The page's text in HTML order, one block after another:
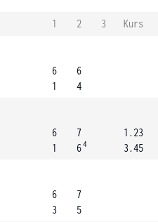
1 2 3
Kurs
6
1
6
4
6
1
7
64
1.23
3.45
6
3
7
5